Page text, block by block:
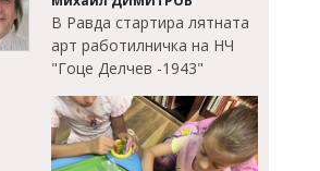
В Равда стартира лятната
арт работилничка на НЧ
"Гоце Делчев -1943"